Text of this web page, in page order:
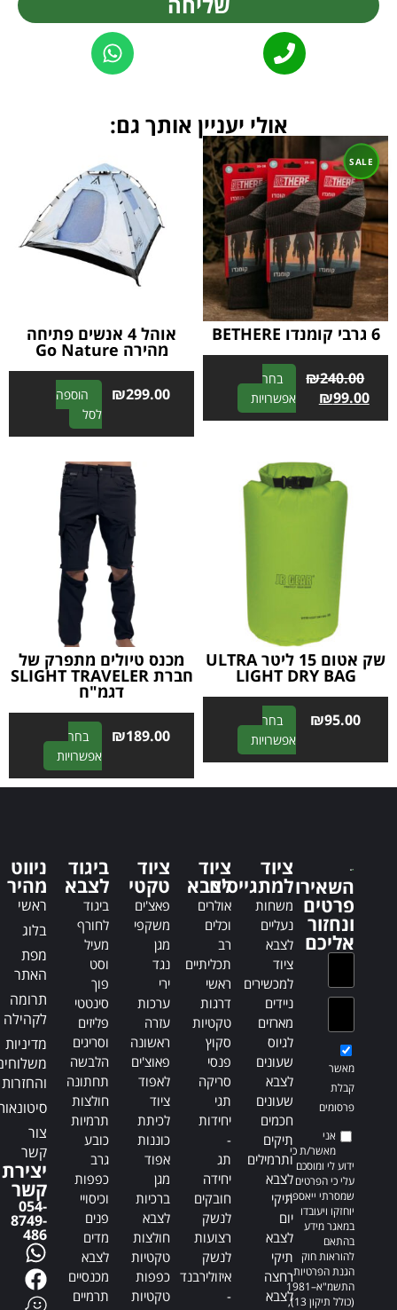
אולי יעניין אותך גם:
6 גרבי קומנדו BETHERE
₪240.00
₪99.00
בחר
אפשרויות
l
אוהל 4 אנשים פתיחה
מהירה Go Nature
₪299.00
הוספה
לסל
A
l
e
r
n
a
i
שק אטום 15 ליטר ULTRA
LIGHT DRY BAG
₪95.00
בחר
אפשרויות
l
t
i
v
e
מכנס טיולים מתפרק של
חברת SLIGHT TRAVELER
דגמ"ח
₪189.00
בחר
אפשרויות
l
a
t
i
v
e
:
השאירו
פרטים
ונחזור
אליכם
מאשר
קבלת
פרסומים
אני
מאשר/ת כי
ידוע לי ומוסכם
עלי כי הפרטים
שמסרתי ייאספו,
יוחזקו ויעובדו
במאגר מידע
בהתאם
להוראות חוק
הגנת הפרטיות,
התשמ"א–1981
(כולל תיקון 13),
ציוד
למתגייסים
משחות
נעליים
לצבא
ציוד
למכשירים
ניידים
מארזים
לגיוס
שעונים
לצבא
שעונים
חכמים
תיקים
ותרמילים
לצבא
תיקי
יום
לצבא
תיקי
רחצה
לצבא
ציוד
לצבא
אולרים
וכלים
רב
תכליתיים
ראשי
דרגות
טקטיות
סקוץ
פנסי
סריקה
תגי
יחידות
-
תג
יחידה
חובקים
לנשק
רצועות
לנשק
איזולירבנד
-
ציוד
טקטי
פאצ'ים
משקפי
מגן
נגד
ירי
ערכות
עזרה
ראשונה
פאוצ'ים
לאפוד
ציוד
לכיתת
כוננות
אפוד
מגן
ברכיות
לצבא
חולצות
טקטיות
כפפות
טקטיות
ביגוד
לצבא
ביגוד
לחורף
מעיל
וסט
פוך
סינטטי
פליזים
וסריגים
הלבשה
תחתונה
חולצות
תרמיות
כובע
גרב
כפפות
וכיסויי
פנים
מדים
לצבא
מכנסיים
תרמיים
ניווט
מהיר
ראשי
בלוג
מפת
האתר
תרומה
לקהילה
מדיניות
והחזרות
צור
קשר
יצירת
קשר
054-
8749-
486